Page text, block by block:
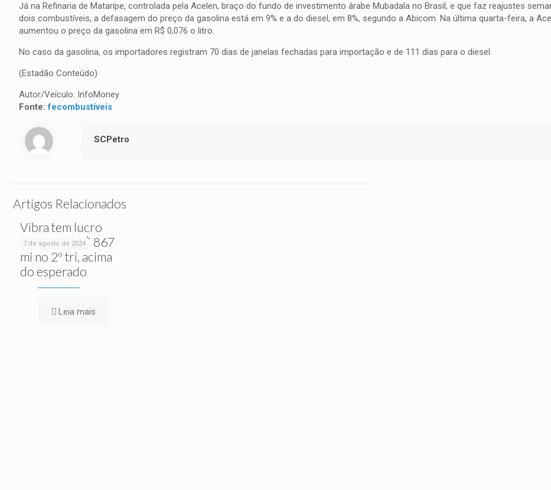
Já na Refinaria de Mataripe, controlada pela Acelen, braço do fundo de investimento árabe Mubadala no Brasil, e que faz reajustes
dois combustíveis, a defasagem do preço da gasolina está em 9% e a do diesel, em 8%, segundo a Abicom. Na última quarta-feira, a
aumentou o preço da gasolina em R$ 0,076 o litro.
No caso da gasolina, os importadores registram 70 dias de janelas fechadas para importação e de 111 dias para o diesel.
(Estadão Conteúdo)
Autor/Veículo: InfoMoney
Fonte:fecombustíveis
SCPetro
Artigos Relacionados
7 de agosto de 2024
Vibra tem lucro
líquido de R$ 867
mi no 2º tri, acima
do esperado
Leia mais